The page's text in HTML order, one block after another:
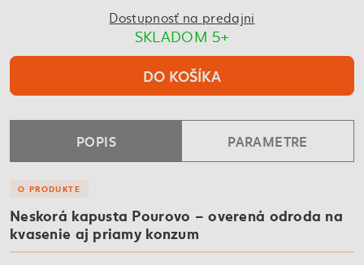
Dostupnosť na predajni
SKLADOM 5+
DO KOŠÍKA
POPIS PARAMETRE
O PRODUKTE
Neskorá kapusta Pourovo – overená odroda na
kvasenie aj priamy konzum